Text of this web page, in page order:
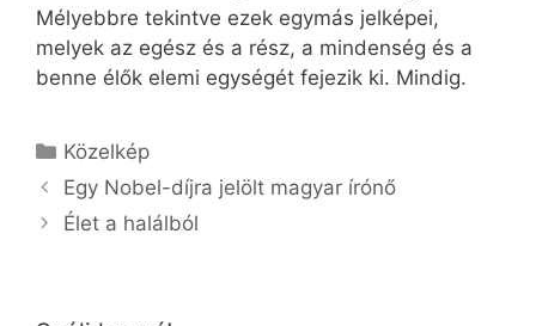
Mélyebbre tekintve ezek egymás jelképei,
melyek az egész és a rész, a mindenség és a
benne élők elemi egységét fejezik ki. Mindig.
Kategória
Közelkép
Egy Nobel-díjra jelölt magyar írónő
Élet a halálból